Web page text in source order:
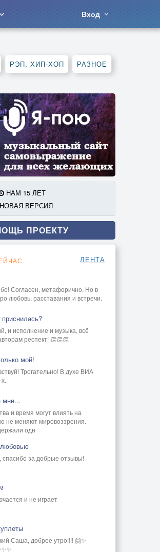
Вход
РЭП, ХИП-ХОП РАЗНОЕ
НАМ 15 ЛЕТ
НОВАЯ ВЕРСИЯ
ПРОЕКТУ
ЛЕНТА
Согласен, метафорично. Но в
любовь, расставания и встречи.
и исполнение и музыка, всё
респект! 👏👏👏
мой!
Трогательно! В духе ВИА
мне...
и время могут влиять на
не меняют мировоззрения.
одн
за добрые отзывы!
и не играет
Саша, доброе утро!!!! 🤗✨